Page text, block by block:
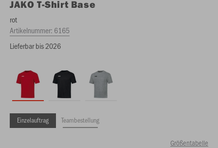
JAKO T-Shirt Base
rot
Artikelnummer: 6165
Lieferbar bis 2026
Einzelauftrag Teambestellung
Größentabelle